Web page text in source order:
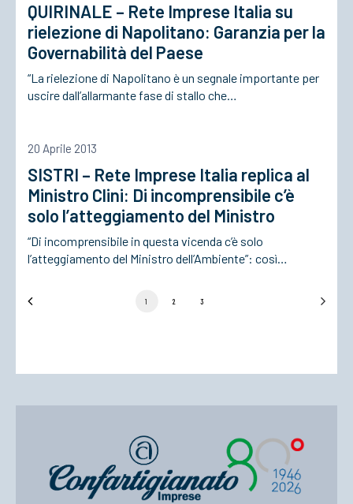
QUIRINALE – Rete Imprese Italia su
rielezione di Napolitano: Garanzia per la
Governabilità del Paese
“La rielezione di Napolitano è un segnale importante per
uscire dall’allarmante fase di stallo che…
20 Aprile 2013
SISTRI – Rete Imprese Italia replica al
Ministro Clini: Di incomprensibile c’è
solo l’atteggiamento del Ministro
“Di incomprensibile in questa vicenda c’è solo
l’atteggiamento del Ministro dell’Ambiente”: così…
1 2 3